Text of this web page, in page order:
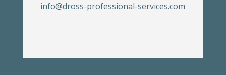
info@dross-professional-services.com